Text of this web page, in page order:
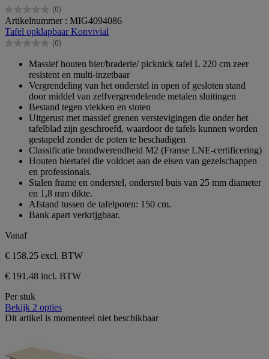
(0)
0.0
van
de
5
Artikelnummer : MIG4094086
Tafel opklapbaar Konvivial
(0)
0.0
sterren.
Massief houten bier/braderie/ picknick tafel L 220 cm zeer
resistent en multi-inzetbaar
Vergrendeling van het onderstel in open of gesloten stand
door middel van zelfvergrendelende metalen sluitingen
Bestand tegen vlekken en stoten
Uitgerust met massief grenen verstevigingen die onder het
tafelblad zijn geschroefd, waardoor de tafels kunnen worden
gestapeld zonder de poten te beschadigen
Classificatie brandwerendheid M2 (Franse LNE-certificering)
Houten biertafel die voldoet aan de eisen van gezelschappen
en professionals.
Stalen frame en onderstel, onderstel buis van 25 mm diameter
en 1,8 mm dikte.
Afstand tussen de tafelpoten: 150 cm.
Bank apart verkrijgbaar.
Vanaf
€ 158,25 excl. BTW
€ 191,48 incl. BTW
Per stuk
Bekijk 2 opties
Dit artikel is momenteel niet beschikbaar